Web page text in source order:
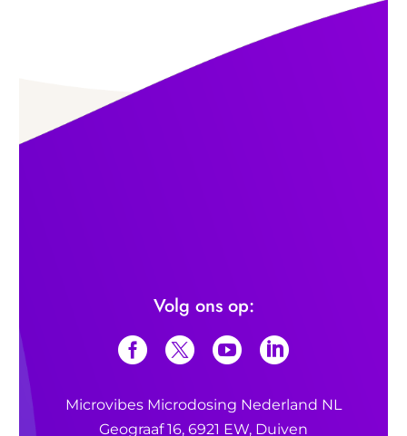
Volg ons op:
Microvibes Microdosing Nederland NL
Geograaf 16, 6921 EW, Duiven